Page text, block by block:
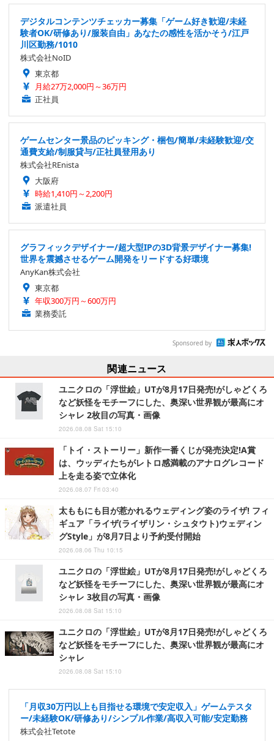
デジタルコンテンツチェッカー募集「ゲーム好き歓迎/未経
験者OK/研修あり/服装自由」あなたの感性を活かそう/江戸
川区勤務/1010
株式会社NoID
東京都
月給27万2,000円～36万円
正社員
ゲームセンター景品のピッキング・梱包/簡単/未経験歓迎/交
通費支給/制服貸与/正社員登用あり
株式会社REnista
大阪府
時給1,410円～2,200円
派遣社員
グラフィックデザイナー/超大型IPの3D背景デザイナー募集!
世界を震撼させるゲーム開発をリードする好環境
AnyKan株式会社
東京都
年収300万円～600万円
業務委託
Sponsored by
関連ニュース
ユニクロの「浮世絵」UTが8月17日発売!がしゃどくろ
など妖怪をモチーフにした、奥深い世界観が最高にオ
シャレ 2枚目の写真・画像
2026.08.08 Sat 15:10
「トイ・ストーリー」新作一番くじが発売決定!A賞
は、ウッディたちがレトロ感満載のアナログレコード
上を走る姿で立体化
2026.08.07 Fri 03:40
太ももにも目が惹かれるウェディング姿のライザ! フィ
ギュア「ライザ(ライザリン・シュタウト)ウェディン
グStyle」が8月7日より予約受付開始
2026.08.06 Thu 10:15
ユニクロの「浮世絵」UTが8月17日発売!がしゃどくろ
など妖怪をモチーフにした、奥深い世界観が最高にオ
シャレ 3枚目の写真・画像
2026.08.08 Sat 15:10
ユニクロの「浮世絵」UTが8月17日発売!がしゃどくろ
など妖怪をモチーフにした、奥深い世界観が最高にオ
シャレ
2026.08.08 Sat 15:10
「月収30万円以上も目指せる環境で安定収入」ゲームテスタ
ー/未経験OK/研修あり/シンプル作業/高収入可能/安定勤務
株式会社Tetote